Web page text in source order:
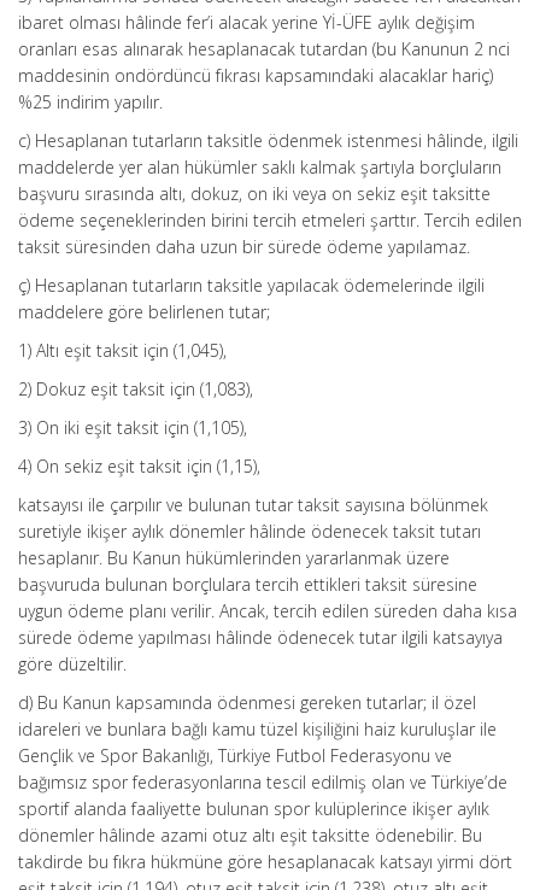
ibaret olması hâlinde fer’i alacak yerine Yİ-ÜFE aylık değişim
oranları esas alınarak hesaplanacak tutardan (bu Kanunun 2 nci
maddesinin ondördüncü fıkrası kapsamındaki alacaklar hariç)
%25 indirim yapılır.
c) Hesaplanan tutarların taksitle ödenmek istenmesi hâlinde, ilgili
maddelerde yer alan hükümler saklı kalmak şartıyla borçluların
başvuru sırasında altı, dokuz, on iki veya on sekiz eşit taksitte
ödeme seçeneklerinden birini tercih etmeleri şarttır. Tercih edilen
taksit süresinden daha uzun bir sürede ödeme yapılamaz.
ç) Hesaplanan tutarların taksitle yapılacak ödemelerinde ilgili
maddelere göre belirlenen tutar;
1) Altı eşit taksit için (1,045),
2) Dokuz eşit taksit için (1,083),
3) On iki eşit taksit için (1,105),
4) On sekiz eşit taksit için (1,15),
katsayısı ile çarpılır ve bulunan tutar taksit sayısına bölünmek
suretiyle ikişer aylık dönemler hâlinde ödenecek taksit tutarı
hesaplanır. Bu Kanun hükümlerinden yararlanmak üzere
başvuruda bulunan borçlulara tercih ettikleri taksit süresine
uygun ödeme planı verilir. Ancak, tercih edilen süreden daha kısa
sürede ödeme yapılması hâlinde ödenecek tutar ilgili katsayıya
göre düzeltilir.
d) Bu Kanun kapsamında ödenmesi gereken tutarlar; il özel
idareleri ve bunlara bağlı kamu tüzel kişiliğini haiz kuruluşlar ile
Gençlik ve Spor Bakanlığı, Türkiye Futbol Federasyonu ve
bağımsız spor federasyonlarına tescil edilmiş olan ve Türkiye’de
sportif alanda faaliyette bulunan spor kulüplerince ikişer aylık
dönemler hâlinde azami otuz altı eşit taksitte ödenebilir. Bu
takdirde bu fıkra hükmüne göre hesaplanacak katsayı yirmi dört